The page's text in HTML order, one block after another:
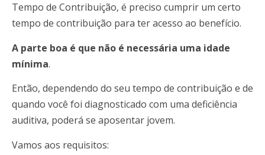
Tempo de Contribuição, é preciso cumprir um certo
tempo de contribuição para ter acesso ao benefício.
A parte boa é que não é necessária uma idade
mínima.
Então, dependendo do seu tempo de contribuição e de
quando você foi diagnosticado com uma deficiência
auditiva, poderá se aposentar jovem.
Vamos aos requisitos: